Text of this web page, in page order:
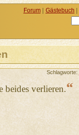
Schlagworte:
beides verlieren.“
Forum| Gästebuch |